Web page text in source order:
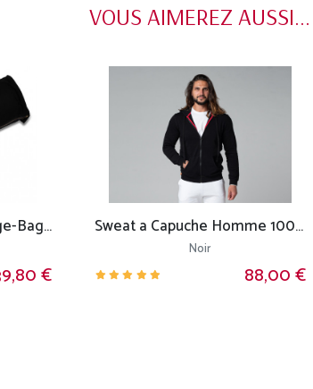
VOUS AIMEREZ AUSSI...
Sac à tapis de yoga Large-Bag 72cm X 18cm
€
Sweat a Capuche Homme 100% Bio
Noir
88,00 €